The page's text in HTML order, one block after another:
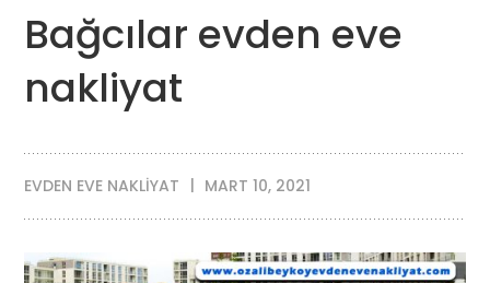
Bağcılar evden eve
nakliyat
EVDEN EVE NAKLIYAT MART 10, 2021